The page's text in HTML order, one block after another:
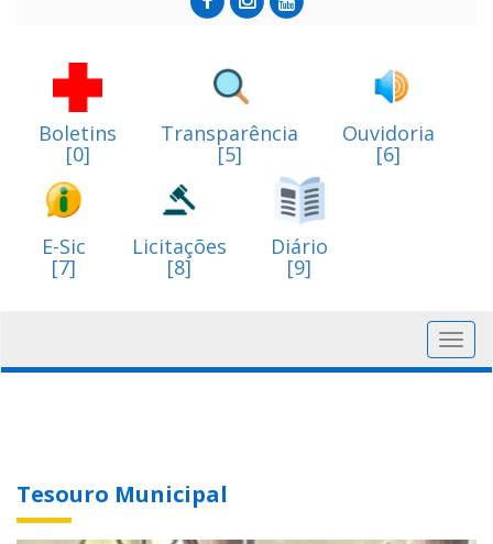
Boletins
[0]
Transparência
[5]
Ouvidoria
[6]
E-Sic
[7]
Licitações
[8]
Diário
[9]
Tesouro Municipal